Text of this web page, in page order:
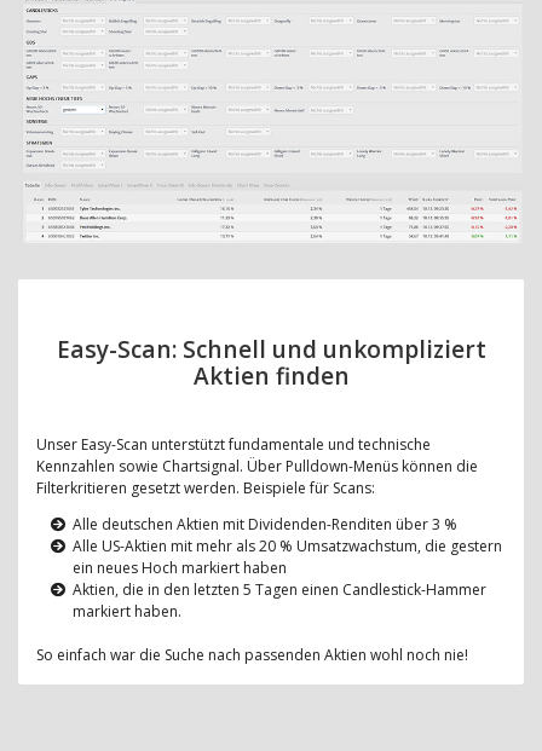
Easy-Scan: Schnell und unkompliziert
Aktien finden
Unser Easy-Scan unterstützt fundamentale und technische
Kennzahlen sowie Chartsignal. Über Pulldown-Menüs können die
Filterkritieren gesetzt werden. Beispiele für Scans:
Alle deutschen Aktien mit Dividenden-Renditen über 3 %
Alle US-Aktien mit mehr als 20 % Umsatzwachstum, die gestern
ein neues Hoch markiert haben
Aktien, die in den letzten 5 Tagen einen Candlestick-Hammer
markiert haben.
So einfach war die Suche nach passenden Aktien wohl noch nie!